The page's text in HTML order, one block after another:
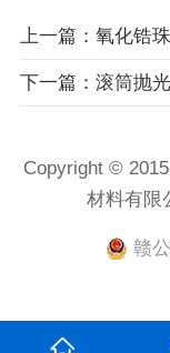
上一篇：氧化锆
下一篇：滚筒抛
Copyright ©
材料有限
赣